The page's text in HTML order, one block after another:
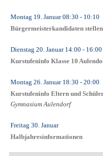
Montag 19. Januar08:30 - 10:10
Bürgermeisterkandidaten
Dienstag 20. Januar14:00 - 16:00
Kurstufeninfo Klasse 10
Montag 26. Januar18:30 - 20:00
Kurstufeninfo Eltern und
Gymnasium Aulendorf
Freitag 30. Januar
Halbjahresinformationen